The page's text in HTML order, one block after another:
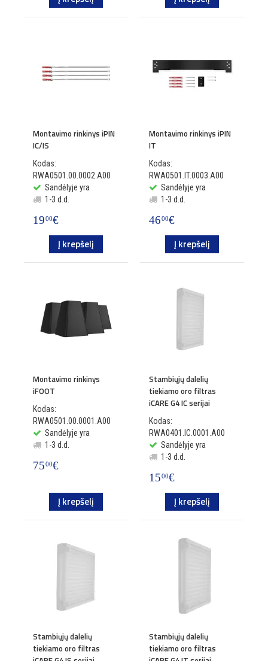
Montavimo rinkinys iPIN
IC/IS
Kodas:
RWA0501.00.0002.A00
Sandėlyje yra
1-3 d.d.
1900€
Į krepšelį
Montavimo rinkinys iPIN
IT
Kodas:
RWA0501.IT.0003.A00
Sandėlyje yra
1-3 d.d.
4600€
Į krepšelį
Montavimo rinkinys
iFOOT
Kodas:
RWA0501.00.0001.A00
Sandėlyje yra
1-3 d.d.
7500€
Į krepšelį
Stambiųjų dalelių
tiekiamo oro filtras
iCARE G4 IC serijai
Kodas:
RWA0401.IC.0001.A00
Sandėlyje yra
1-3 d.d.
1500€
Į krepšelį
Stambiųjų dalelių
tiekiamo oro filtras
Stambiųjų dalelių
tiekiamo oro filtras